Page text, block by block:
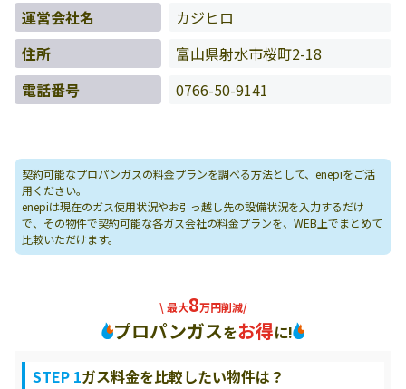
運営会社名
カジヒロ
住所
富山県射水市桜町2-18
電話番号
0766-50-9141
契約可能なプロパンガスの料金プランを調べる方法として、enepiをご活
用ください。
enepiは現在のガス使用状況やお引っ越し先の設備状況を入力するだけ
で、その物件で契約可能な各ガス会社の料金プランを、WEB上でまとめて
比較いただけます。
\ 最大8万円削減/
プロパンガスをお得に!
STEP 1ガス料金を比較したい物件は？